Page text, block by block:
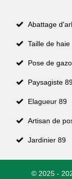
Abattage
Taille de haie
Pose de
Paysagiste
Elagueur 89
Artisan de
Jardinier 89
© 2025 -